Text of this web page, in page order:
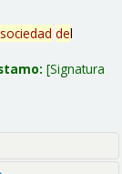
sociedad del
Signatura